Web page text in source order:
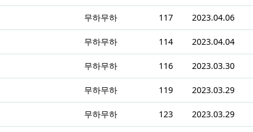
무하무하 117 2023.04.06
무하무하 114 2023.04.04
무하무하 116 2023.03.30
무하무하 119 2023.03.29
무하무하 123 2023.03.29